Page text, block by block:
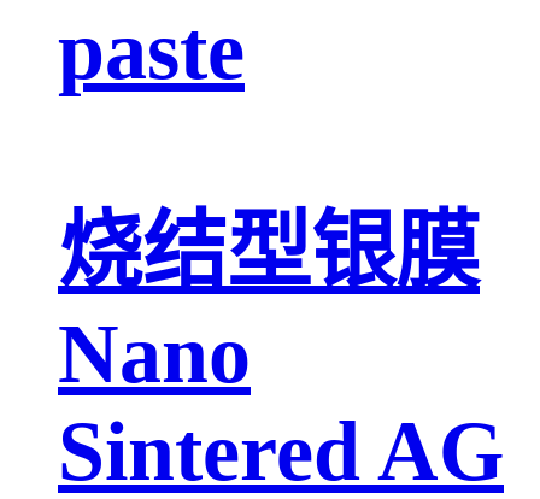
paste
烧结型银膜
Nano
Sintered AG